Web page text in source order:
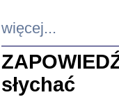
więcej...
słychać